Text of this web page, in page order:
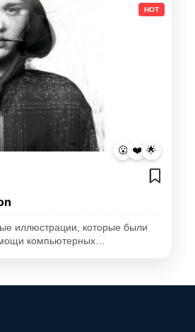
HOT
😮 ❤️ 🌟
иллюстрации, которые были
компьютерных…